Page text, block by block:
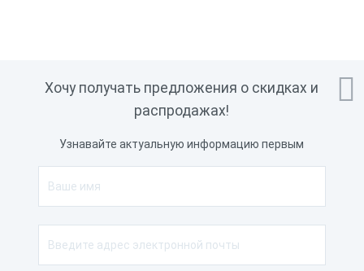

Хочу получать предложения о скидках и
распродажах!
Узнавайте актуальную информацию первым